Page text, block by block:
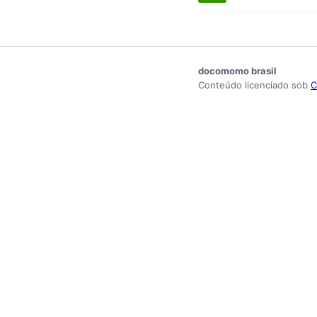
docomomo brasil
Conteúdo licenciado sob